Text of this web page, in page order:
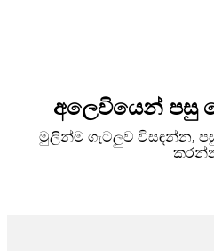
අලෙවියෙන් පසු
මුලින්ම ගැටලුව විසඳන්න,